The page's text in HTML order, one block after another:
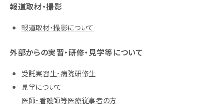
報道取材・撮影
報道取材・撮影について
外部からの実習・研修・見学等について
受託実習生・病院研修生
見学について
医師・看護師等医療従事者の方